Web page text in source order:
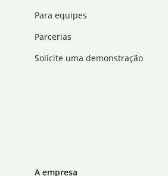
Para equipes
Parcerias
Solicite uma demonstração
A empresa